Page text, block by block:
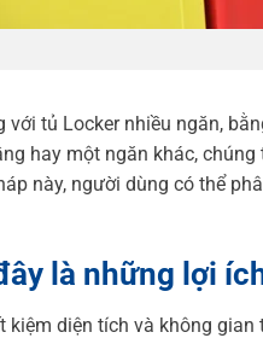
với tủ Locker nhiều ngăn,
hay một ngăn khác,
này, người dùng có thể
là những lợi
kiệm diện tích và không gian